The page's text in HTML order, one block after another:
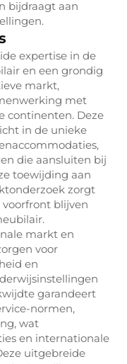
bijdraagt aan
expertise in de
en een grondig
markt,
met
continenten. Deze
in de unieke
die aansluiten bij
toewijding aan
zorgt
blijven
markt en
voor
en
garandeert
normen,
wat
en internationale
uitgebreide